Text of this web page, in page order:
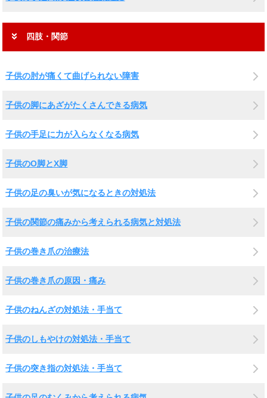
四肢・関節
子供の肘が痛くて曲げられない障害
子供の脚にあざがたくさんできる病気
子供の手足に力が入らなくなる病気
子供のO脚とX脚
子供の足の臭いが気になるときの対処法
子供の関節の痛みから考えられる病気と対処法
子供の巻き爪の治療法
子供の巻き爪の原因・痛み
子供のねんざの対処法・手当て
子供のしもやけの対処法・手当て
子供の突き指の対処法・手当て